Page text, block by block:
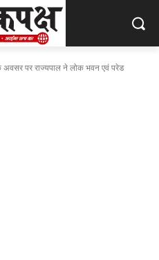
पर राज्यपाल ने लोक भवन एवं परेड